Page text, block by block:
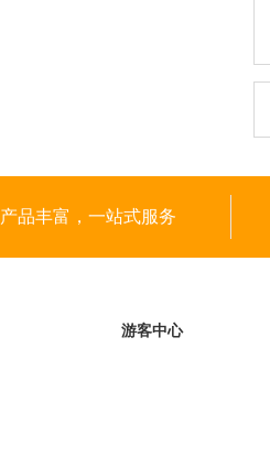
产品丰富，一站式服务
游客中心